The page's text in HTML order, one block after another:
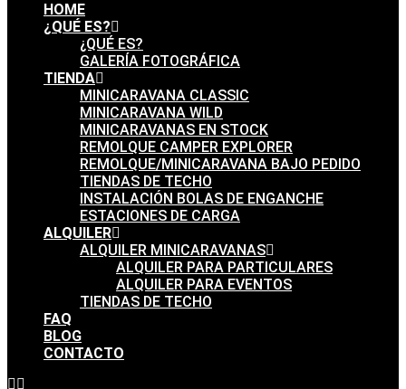
HOME
¿QUÉ ES?
¿QUÉ ES?
GALERÍA FOTOGRÁFICA
TIENDA
MINICARAVANA CLASSIC
MINICARAVANA WILD
MINICARAVANAS EN STOCK
REMOLQUE CAMPER EXPLORER
REMOLQUE/MINICARAVANA BAJO PEDIDO
TIENDAS DE TECHO
INSTALACIÓN BOLAS DE ENGANCHE
ESTACIONES DE CARGA
ALQUILER
ALQUILER MINICARAVANAS
ALQUILER PARA PARTICULARES
ALQUILER PARA EVENTOS
TIENDAS DE TECHO
FAQ
BLOG
CONTACTO